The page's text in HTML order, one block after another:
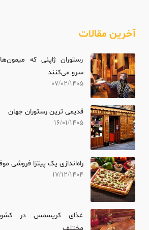
آخرین مقالات
رستوران ژاپنی که
سرو می‌کنند
07/02/1405
قدیمی ترین رستوران جهان
16/01/1405
راه‌اندازی یک پیتزا فروشی
17/12/1404
غذای کریسمس در
مختلف